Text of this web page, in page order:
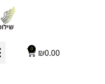
₪0.00
0